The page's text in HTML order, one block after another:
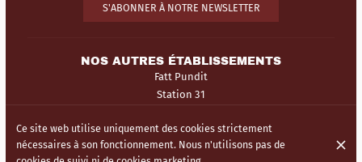
S'ABONNER À NOTRE NEWSLETTER
NOS AUTRES ÉTABLISSEMENTS
Fatt Pundit
Station 31
© Bombay Chow 2026
Mentions légales
Protection des données Paramètres des cookies
Ce site web utilise uniquement des cookies strictement
nécessaires à son fonctionnement. Nous n'utilisons pas de